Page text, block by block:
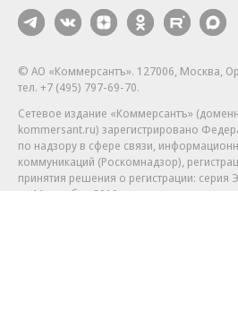
© АО «Коммерсантъ». 127006, Москва,
тел. +7 (495) 797-69-70.
Сетевое издание «Коммерсантъ»
kommersant.ru) зарегистрировано
по надзору в сфере связи,
коммуникаций (Роскомнадзор),
принятия решения о регистрации: серия
от 11 октября 2019 г.